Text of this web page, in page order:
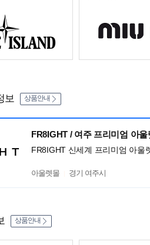
보 상품안내
FR8IGHT / 여주 프리미엄 아울
FR8IGHT 신세계 프리미엄 아울
아울렛몰 경기 여주시
상품안내